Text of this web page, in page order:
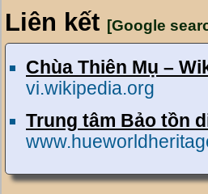
Liên kết [Google
Chùa Thiên Mụ –
vi.wikipedia.org
Trung tâm Bảo tồn